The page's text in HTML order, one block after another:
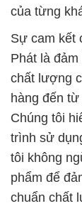
của từng
Sự cam kết
Phát là
chất lượng
hàng đến
Chúng tôi
trình sử
tôi không
phẩm để
chuẩn chất